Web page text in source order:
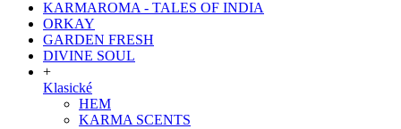
KARMAROMA - TALES OF INDIA
ORKAY
GARDEN FRESH
DIVINE SOUL
+
Klasické
HEM
KARMA SCENTS